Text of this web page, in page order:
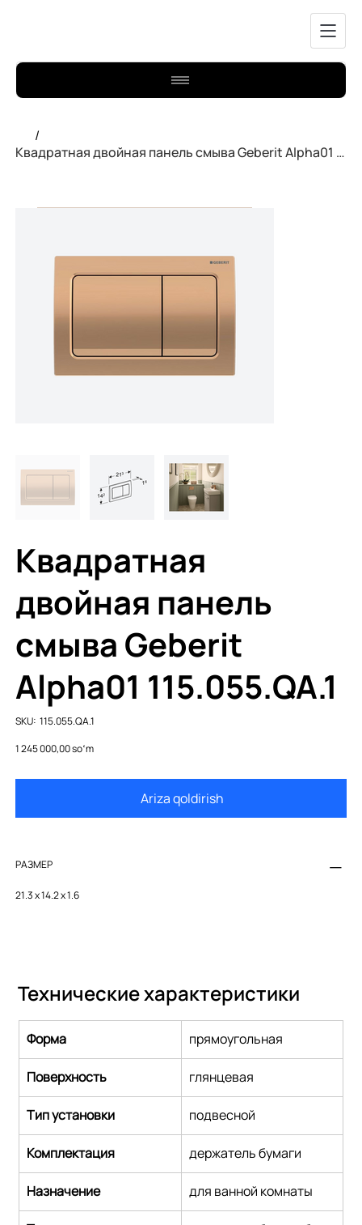
/
Квадратная двойная панель смыва Geberit Alpha01 115.055.QA.1
Квадратная
двойная панель
смыва Geberit
Alpha01 115.055.QA.1
SKU: SKU
115.055.QA.1
115.055.QA.1
Price
1 245 000,00 soʻm
Ariza qoldirish
РАЗМЕР
21.3 x 14.2 x 1.6
Технические характеристики
Форма прямоугольная
Поверхность глянцевая
Тип установки подвесной
Комплектация держатель бумаги
Назначение для ванной комнаты